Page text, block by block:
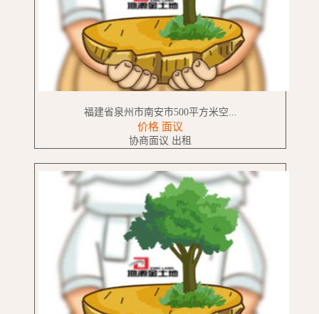
福建省泉州市南安市500平方米空...
价格 面议
协商面议 出租